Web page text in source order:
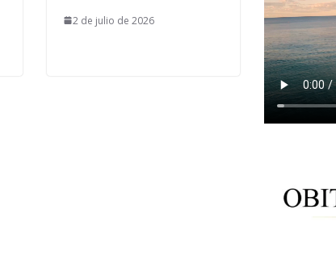
2 de julio de 2026